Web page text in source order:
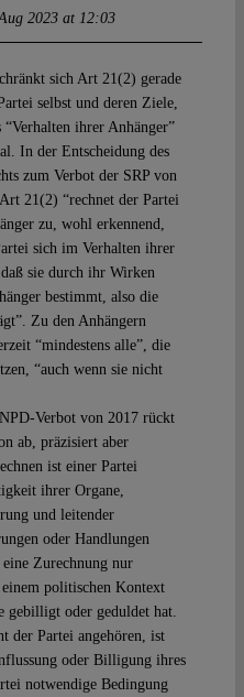
2023 at 12:03
sich Art 21(2) gerade
selbst und deren Ziele,
“Verhalten ihrer Anhänger”
In der Entscheidung des
zum Verbot der SRP von
21(2) “rechnet der Partei
zu, wohl erkennend,
sich im Verhalten ihrer
sie durch ihr Wirken
bestimmt, also die
Zu den Anhängern
“mindestens alle”, die
“auch wenn sie nicht
Verbot von 2017 rückt
ab, präzisiert aber
ist einer Partei
ihrer Organe,
und leitender
oder Handlungen
Zurechnung nur
politischen Kontext
gebilligt oder geduldet hat.
der Partei angehören, ist
oder Billigung ihres
notwendige Bedingung